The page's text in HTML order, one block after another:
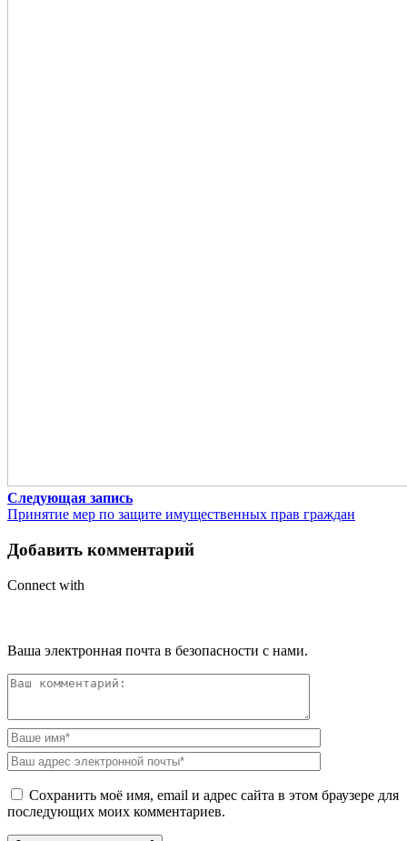
Следующая запись
Принятие мер по защите имущественных прав граждан
Добавить комментарий
Connect with
Ваша электронная почта в безопасности с нами.
Сохранить моё имя, email и адрес сайта в этом браузере для
последующих моих комментариев.